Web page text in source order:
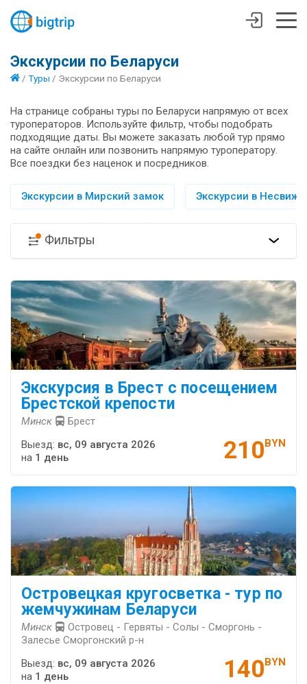
Экскурсии по Беларуси
/ Туры / Экскурсии по Беларуси
На странице собраны туры по Беларуси напрямую от всех
туроператоров. Используйте фильтр, чтобы подобрать
подходящие даты. Вы можете заказать любой тур прямо
на сайте онлайн или позвонить напрямую туроператору.
Все поездки без наценок и посредников.
Экскурсии в Мирский замок Экскурсии в Несвиж
Фильтры
Экскурсия в Брест с посещением
Брестской крепости
Минск Брест
210BYN
Выезд: вс, 09 августа 2026
на 1 день
Островецкая кругосветка - тур по
жемчужинам Беларуси
Минск
Островец - Гервяты - Солы - Сморгонь -
Залесье Сморгонский р-н
140BYN
Выезд: вс, 09 августа 2026
на 1 день